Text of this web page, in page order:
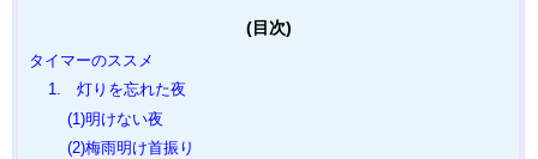
タイマーのススメ
1. 灯りを忘れた夜
(1)明けない夜
(2)梅雨明け首振り